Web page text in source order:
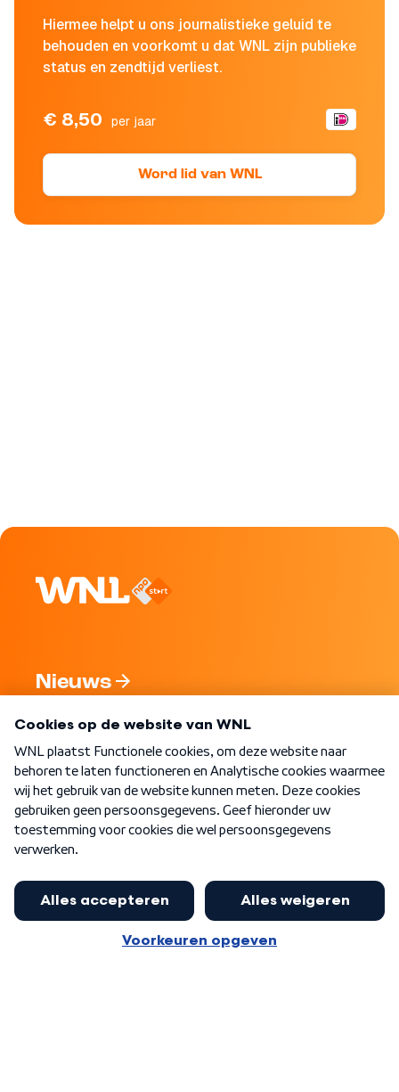
Hiermee helpt u ons journalistieke geluid te
behouden en voorkomt u dat WNL zijn publieke
status en zendtijd verliest.
€ 8,50 per jaar
Word lid van WNL
Nieuws
Nieuwsbrief
Word Lid